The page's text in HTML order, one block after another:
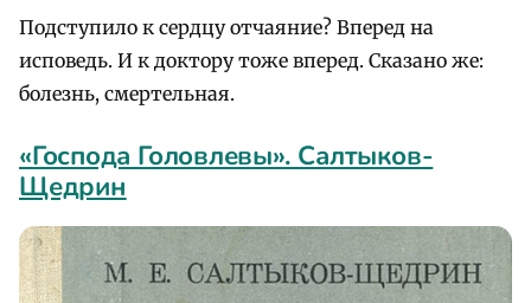
Подступило к сердцу отчаяние? Вперед на
исповедь. И к доктору тоже вперед. Сказано же:
болезнь, смертельная.
«Господа Головлевы». Салтыков-
Щедрин